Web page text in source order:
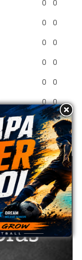
0 0
0 0
0 0
0 0
0 0
0 0